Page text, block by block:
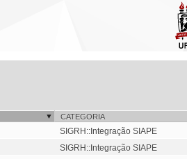
CATEGORIA
SIGRH::Integração SIAPE
SIGRH::Integração SIAPE